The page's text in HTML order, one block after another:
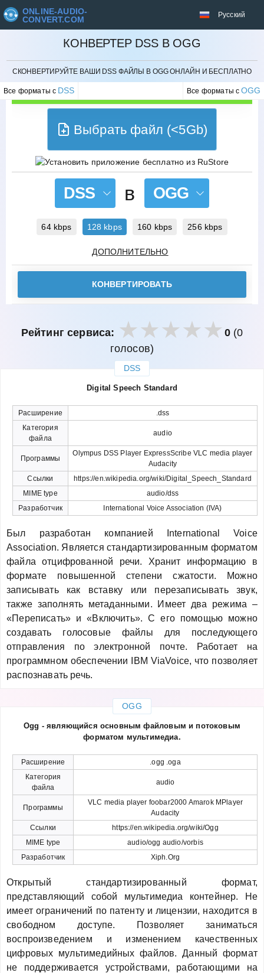
ONLINE-AUDIO-
CONVERT.COM
Русский
КОНВЕРТЕР DSS В OGG
СКОНВЕРТИРУЙТЕ ВАШИ DSS ФАЙЛЫ В OGG ОНЛАЙН И БЕСПЛАТНО
Все форматы с DSS Все форматы сOGG
ОТМЕНИТЬ
Выбрать файл (<5Gb)
DSS в OGG
64 kbps 128 kbps 160 kbps 256 kbps
ДОПОЛНИТЕЛЬНО
КОНВЕРТИРОВАТЬ
Рейтинг сервиса: 0(0
голосов)
DSS
Digital Speech Standard
Расширение
.dss
Категория
файла
audio
Программы
Olympus DSS Player ExpressScribe VLC media player
Audacity
Ссылки
https://en.wikipedia.org/wiki/Digital_Speech_Standard
MIME type
audio/dss
Разработчик
International Voice Association (IVA)
Был разработан компанией International Voice
Association. Является стандартизированным форматом
файла отцифрованной речи. Хранит информацию в
формате повышенной степени сжатости. Можно
записывать как вставку или перезаписывать звук,
также заполнять метаданными. Имеет два режима –
«Переписать» и «Включить». С его помощью можно
создавать голосовые файлы для последующего
отправления по электронной почте. Работает на
программном обеспечении IBM ViaVoice, что позволяет
распознавать речь.
OGG
Ogg - являющийся основным файловым и потоковым
форматом мультимедиа.
Расширение
.ogg .oga
Категория
файла
audio
Программы
VLC media player foobar2000 Amarok MPlayer
Audacity
Ссылки
https://en.wikipedia.org/wiki/Ogg
MIME type
audio/ogg audio/vorbis
Разработчик
Xiph.Org
Открытый стандартизированный формат,
представляющий собой мультимедиа контейнер. Не
имеет ограничений по патенту и лицензии, находится в
свободном доступе. Позволяет заниматься
воспроизведением и изменением качественных
цифровых мультимедийных файлов. Данный формат
не поддерживается устройствами, работающими на